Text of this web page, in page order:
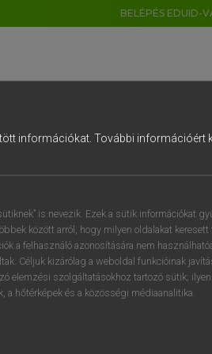
BELÉPÉS EDUID-
nagyszótár
információkat. További információért
is nevezik. Ezek a sütik információkat
között arról, hogy milyen oldalakat keresett
a felhasználó azonosítására nem
Céljuk kizárólag a weboldal funkcióinak
elemzési szolgáltatásokhoz tartozó sütik;
a hőtérképek és a közösségi médiaanalitika.
5 6 7 8 9
r t z u i
g h j k l é
v b n m , .